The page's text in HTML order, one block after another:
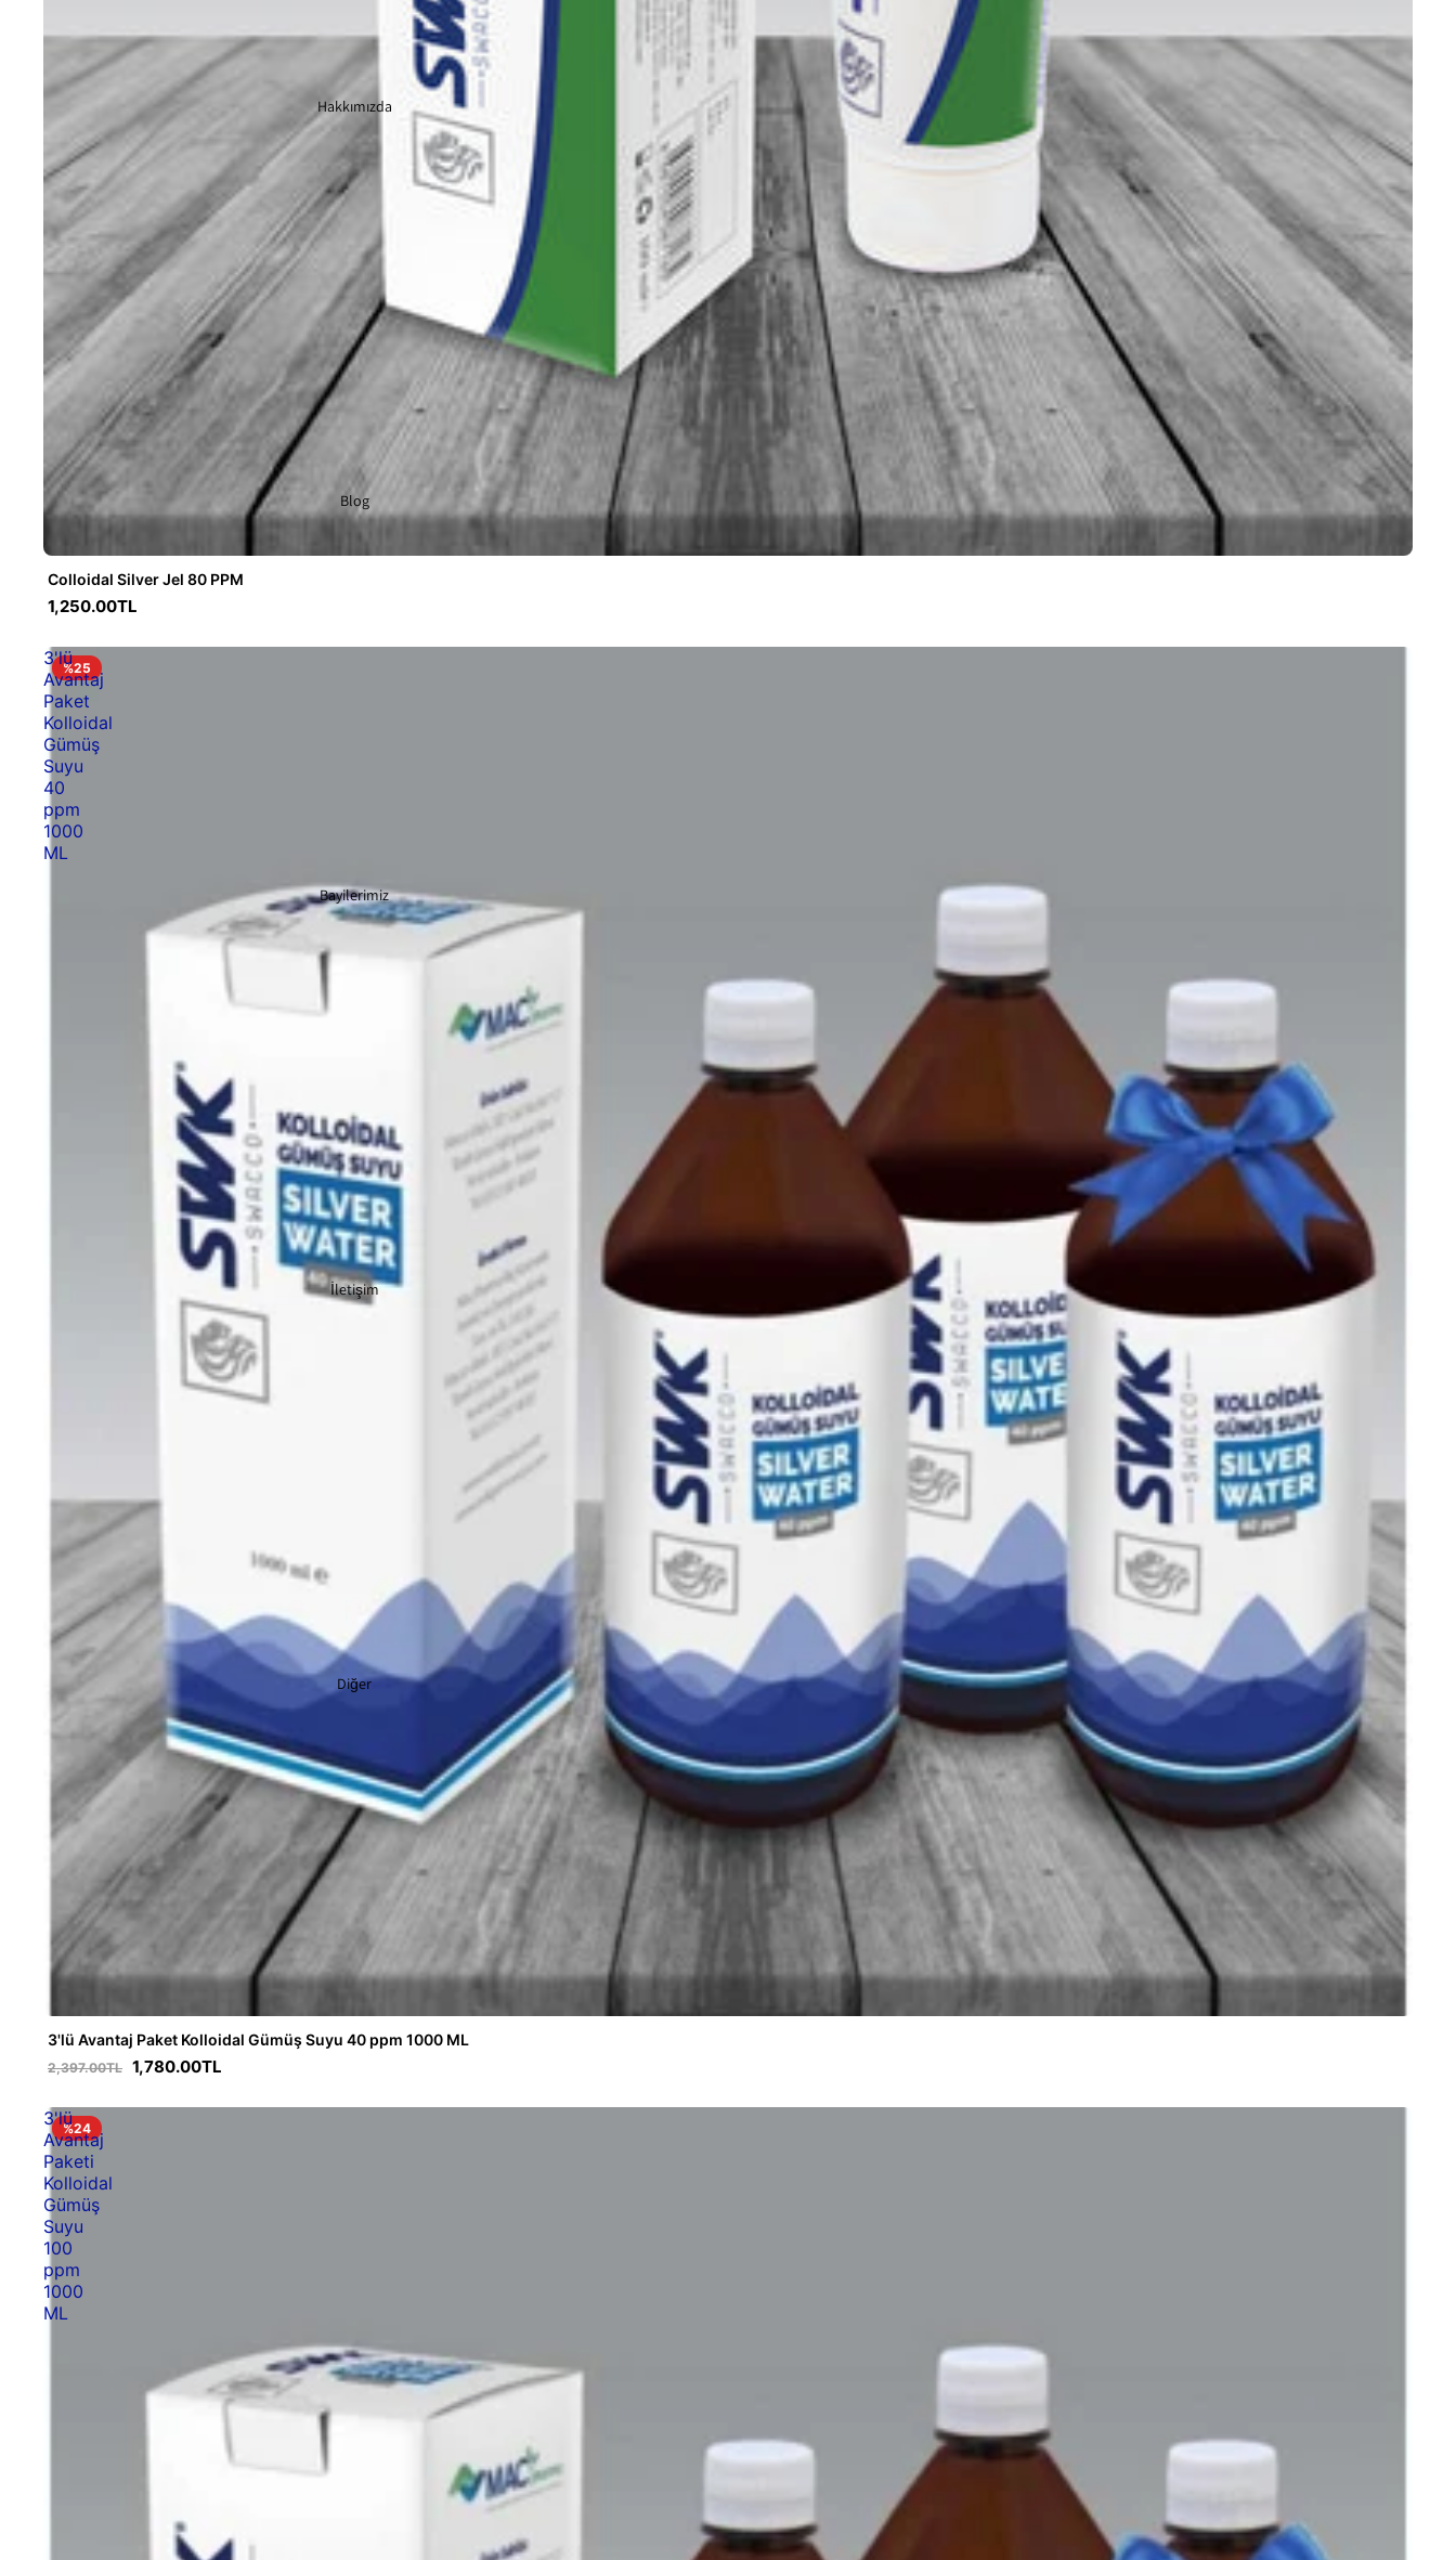
Hakkımızda
Blog
Bayilerimiz
İletişim
Diğer
Colloidal Silver Jel 80 PPM
1,250.00TL
3'lü
Avantaj
Paket
Kolloidal
Gümüş
Suyu
40
ppm
1000
ML
%25
3'lü Avantaj Paket Kolloidal Gümüş Suyu 40 ppm 1000 ML
2,397.00TL 1,780.00TL
3'lü
Avantaj
Paketi
Kolloidal
Gümüş
Suyu
100
ppm
1000
ML
%24